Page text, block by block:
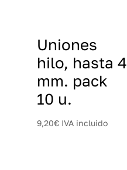
Uniones
hilo, hasta 4
mm. pack
10 u.
9,20€ IVA incluido